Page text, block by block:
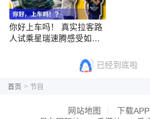
你好上车吗！ 真实拉客路
人试乘星瑞速腾感受如
已经到底啦
首页 > 节目
网站地图
下载APP